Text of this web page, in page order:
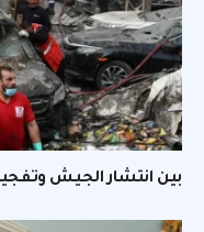
بين انتشار الجيش